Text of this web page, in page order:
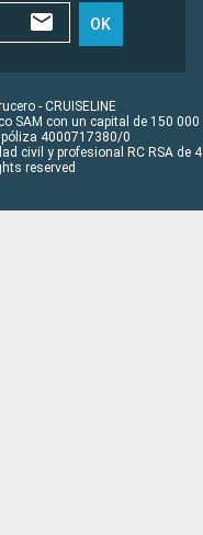
OK
- CRUISELINE
SAM con un capital de 150 000
póliza 4000717380/0
civil y profesional RC RSA de
reserved